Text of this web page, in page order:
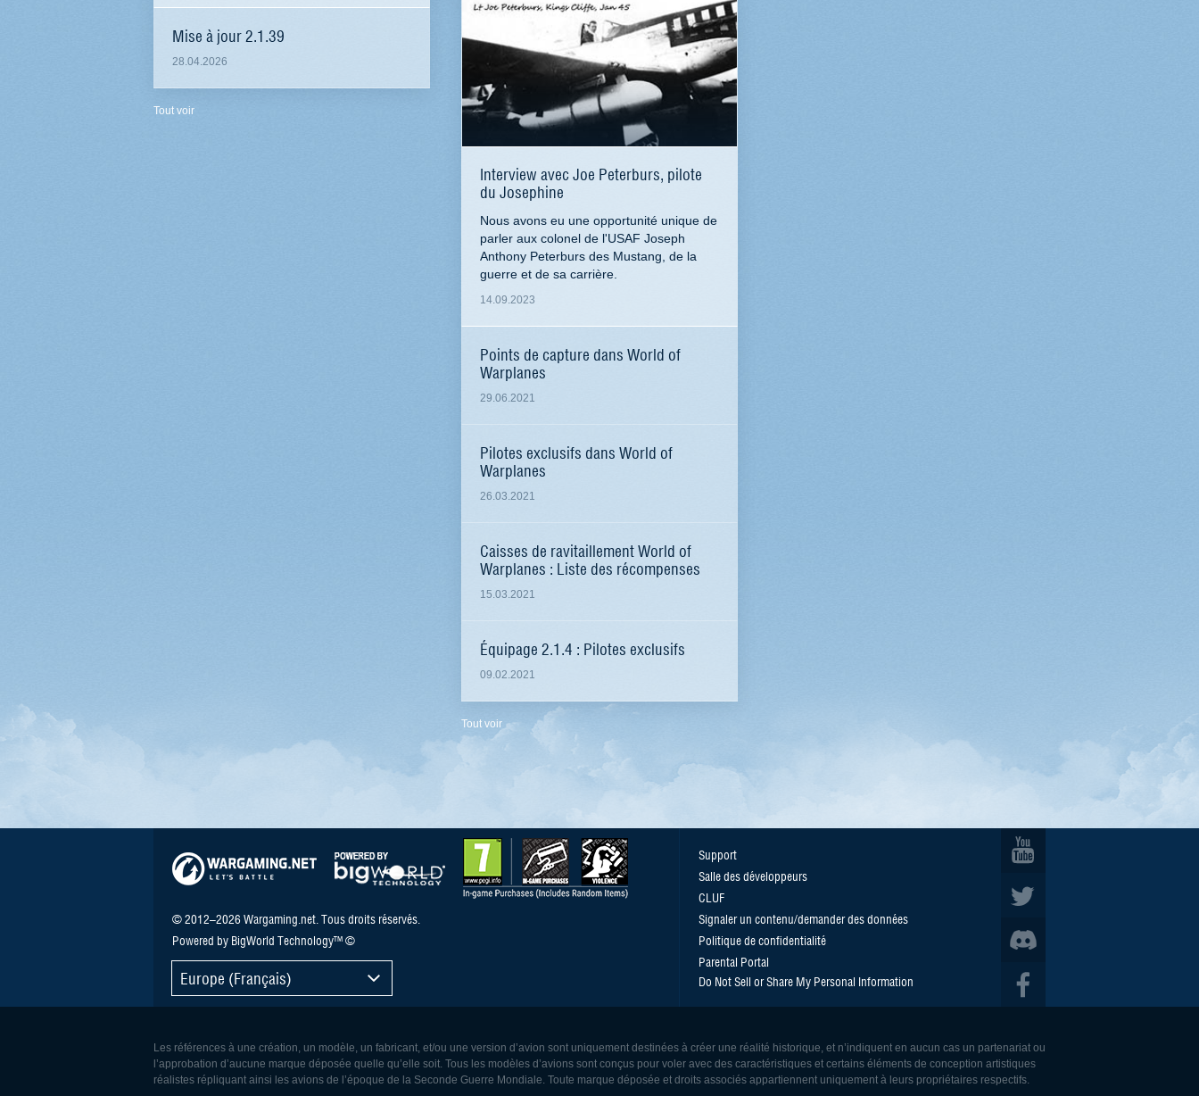
Mise à jour 2.1.39
28.04.2026
Tout voir
Interview avec Joe Peterburs, pilote
du Josephine
Nous avons eu une opportunité unique de
parler aux colonel de l'USAF Joseph
Anthony Peterburs des Mustang, de la
guerre et de sa carrière.
14.09.2023
Points de capture dans World of
Warplanes
29.06.2021
Pilotes exclusifs dans World of
Warplanes
26.03.2021
Caisses de ravitaillement World of
Warplanes : Liste des récompenses
15.03.2021
Équipage 2.1.4 : Pilotes exclusifs
09.02.2021
Tout voir
© 2012–2026 Wargaming.net. Tous droits réservés.
Powered by BigWorld Technology™ ©
Europe (Français)
Support
Salle des développeurs
CLUF
Signaler un contenu/demander des données
Politique de confidentialité
Parental Portal
Do Not Sell or Share My Personal Information
Les références à une création, un modèle, un fabricant, et/ou une version d’avion sont uniquement destinées à créer une réalité historique, et n’indiquent en aucun cas un partenariat ou
l’approbation d’aucune marque déposée quelle qu’elle soit. Tous les modèles d’avions sont conçus pour voler avec des caractéristiques et certains éléments de conception artistiques
réalistes répliquant ainsi les avions de l’époque de la Seconde Guerre Mondiale. Toute marque déposée et droits associés appartiennent uniquement à leurs propriétaires respectifs.